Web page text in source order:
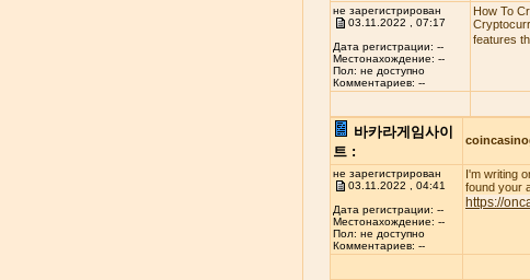
не зарегистрирован
03.11.2022 , 07:17
Дата регистрации: --
Местонахождение: --
Пол: не доступно
Комментариев: --
How To
features
바카라게임사이
트 :
не зарегистрирован
03.11.2022 , 04:41
Дата регистрации: --
Местонахождение: --
Пол: не доступно
Комментариев: --
I'm writing
found your
https://